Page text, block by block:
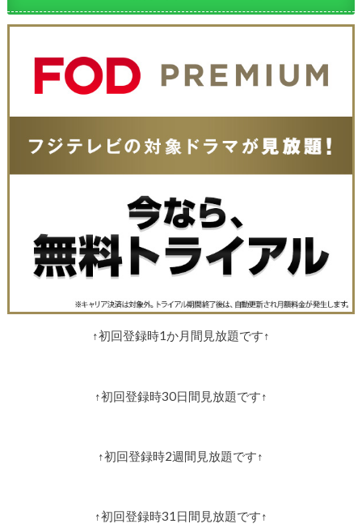
↑初回登録時1か月間見放題です↑
↑初回登録時30日間見放題です↑
↑初回登録時2週間見放題です↑
↑初回登録時31日間見放題です↑